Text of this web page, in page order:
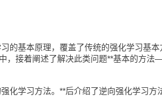
的基本原理，覆盖了传统的强化学习基
，接着阐述了解决此类问题**基本的方
化学习方法。**后介绍了逆向强化学习